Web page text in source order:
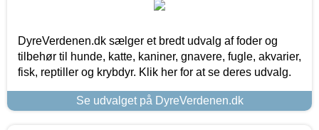
DyreVerdenen.dk sælger et bredt udvalg af foder og
tilbehør til hunde, katte, kaniner, gnavere, fugle, akvarier,
fisk, reptiller og krybdyr. Klik her for at se deres udvalg.
Se udvalget på DyreVerdenen.dk